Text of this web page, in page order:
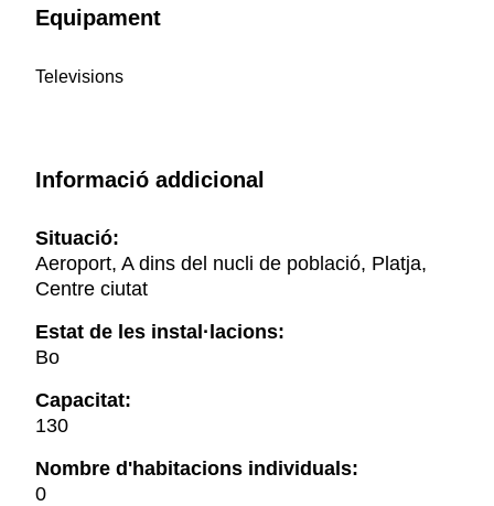
Equipament
Televisions
Informació addicional
Situació:
Aeroport, A dins del nucli de població, Platja,
Centre ciutat
Estat de les instal·lacions:
Bo
Capacitat:
130
Nombre d'habitacions individuals:
0